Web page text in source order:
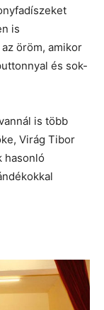
is
öröm, amikor
és sok-
is több
Virág Tibor
hasonló